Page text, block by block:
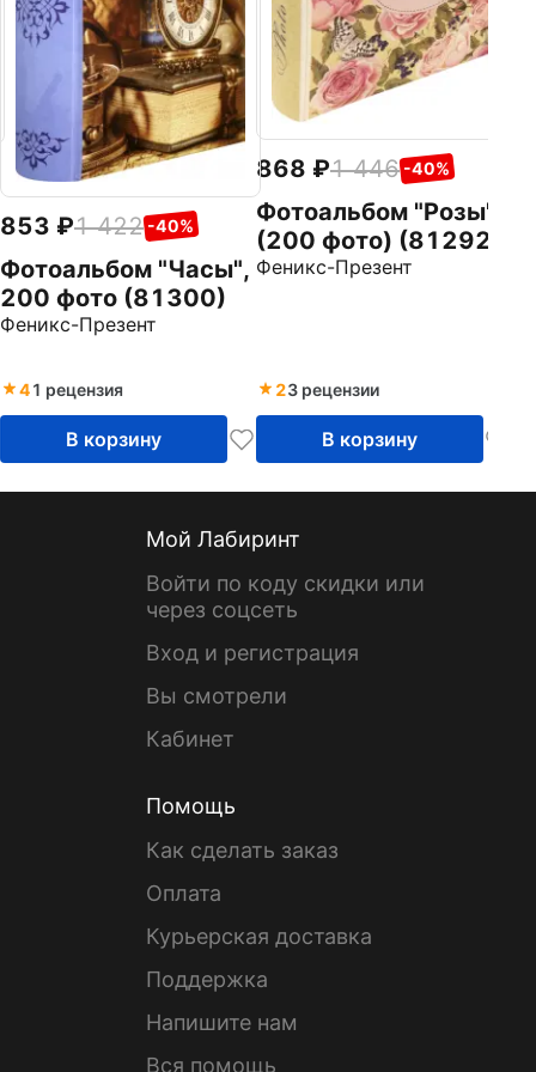
853 1 422 -40%
Фотоальбом "Часы",
200 фото (81300)
Феникс-Презент
41 рецензия
В корзину
868 1 446 -40%
Фотоальбом "Розы"
(200 фото) (81292)
Феникс-Презент
23 рецензии
В корзину
Мой Лабиринт
Войти по коду скидки или
через соцсеть
Вход и регистрация
Вы смотрели
Кабинет
Помощь
Как сделать заказ
Оплата
Курьерская доставка
Поддержка
Напишите нам
Вся помощь